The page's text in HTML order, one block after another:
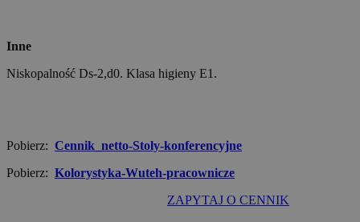
Inne
Niskopalność Ds-2,d0. Klasa higieny E1.
Pobierz: Cennik_netto-Stoly-konferencyjne
Pobierz: Kolorystyka-Wuteh-pracownicze
ZAPYTAJ O CENNIK